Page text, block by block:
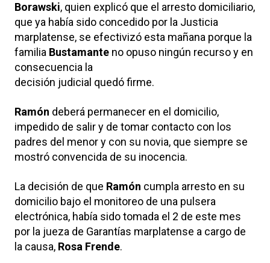
Borawski, quien explicó que el arresto domiciliario,
que ya había sido concedido por la Justicia
marplatense, se efectivizó esta mañana porque la
familia Bustamante no opuso ningún recurso y en
consecuencia la
decisión judicial quedó firme.
Ramón deberá permanecer en el domicilio,
impedido de salir y de tomar contacto con los
padres del menor y con su novia, que siempre se
mostró convencida de su inocencia.
La decisión de que Ramón cumpla arresto en su
domicilio bajo el monitoreo de una pulsera
electrónica, había sido tomada el 2 de este mes
por la jueza de Garantías marplatense a cargo de
la causa, Rosa Frende.